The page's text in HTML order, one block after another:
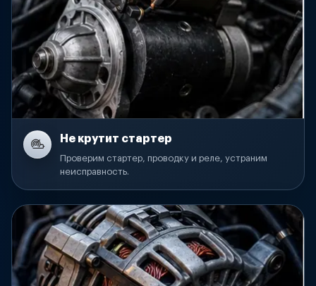
Не крутит стартер
Проверим стартер, проводку и реле, устраним
неисправность.